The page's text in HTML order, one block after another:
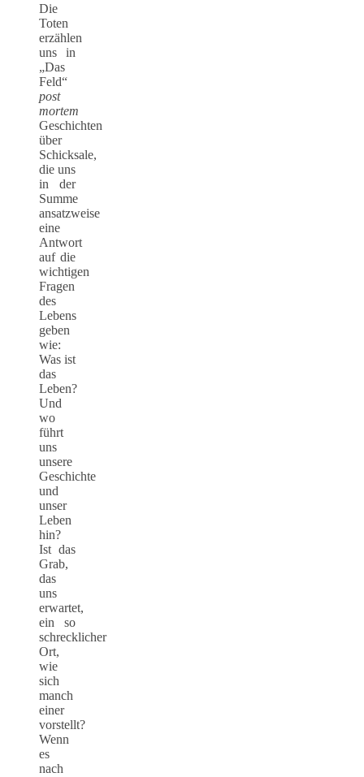
Die
Toten
erzählen
uns in
„Das
Feld“
post
mortem
Geschichten
über
Schicksale,
die uns
in der
Summe
ansatzweise
eine
Antwort
auf die
wichtigen
Fragen
des
Lebens
geben
wie:
Was ist
das
Leben?
Und
wo
führt
uns
unsere
Geschichte
und
unser
Leben
hin?
Ist das
Grab,
das
uns
erwartet,
ein so
schrecklicher
Ort,
wie
sich
manch
einer
vorstellt?
Wenn
es
nach